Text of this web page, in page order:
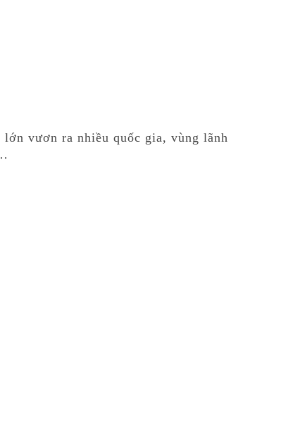
vươn ra nhiều quốc gia, vùng lãnh